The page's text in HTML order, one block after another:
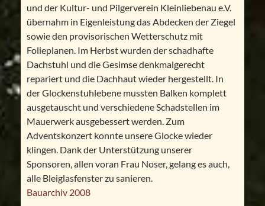
und der Kultur- und Pilgerverein Kleinliebenau e.V.
übernahm in Eigenleistung das Abdecken der Ziegel
sowie den provisorischen Wetterschutz mit
Folieplanen. Im Herbst wurden der schadhafte
Dachstuhl und die Gesimse denkmalgerecht
repariert und die Dachhaut wieder hergestellt. In
der Glockenstuhlebene mussten Balken komplett
ausgetauscht und verschiedene Schadstellen im
Mauerwerk ausgebessert werden. Zum
Adventskonzert konnte unsere Glocke wieder
klingen. Dank der Unterstützung unserer
Sponsoren, allen voran Frau Noser, gelang es auch,
alle Bleiglasfenster zu sanieren.
Bauarchiv 2008